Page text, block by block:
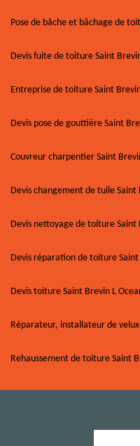
Pose de bâche et bâchage de
Devis fuite de toiture Saint
Entreprise de toiture Saint
Devis pose de gouttière Saint
Couvreur charpentier Saint
Devis changement de tuile Saint
Devis nettoyage de toiture Saint
Devis réparation de toiture Saint
Devis toiture Saint Brevin L
Réparateur, installateur de
Rehaussement de toiture Saint